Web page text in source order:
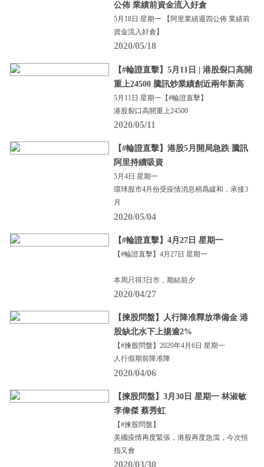
公佈 業績前資金流入好倉
5月18日 星期一 【阿里業績週四公佈 業績前
資金流入好倉】
2020/05/18
【#輪證直擊】5月11日 | 港股裂口高開
重上24500 騰訊炒業績創近兩年新高
5月11日 星期一【#輪證直擊】
港股裂口高開重上24500
2020/05/11
【#輪證直擊】港股5月開局急跌 騰訊
阿里持續吸資
5月4日 星期一
環球股市4月份受疫情消息稍爲緩和，承接3
月
2020/05/04
【#輪證直擊】4月27日 星期一
【#輪證直擊】4月27日 星期一
本周只得3日市，期結前夕
2020/04/27
【揀股問盤】人行降准釋放準備金 港
股缺北水下上揚逾2%
【#揀股問盤】2020年4月6日 星期一
人行假期前降准降
2020/04/06
【揀股問盤】3月30日 星期一 林淑敏
李偉傑 蔡秀虹
【#揀股問盤】
美國疫情再度緊張，港股再度急瀉，今次恒
指又會
2020/03/30